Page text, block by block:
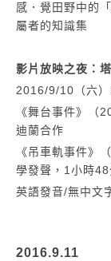
感．覺田野中的
屬者的知識集
影片放映之夜：
2016/9/10（六
《舞台事件》（
迪蘭合作
《吊車軌事件》
學發聲，1小時
英語發音/無中文
2016.9.11